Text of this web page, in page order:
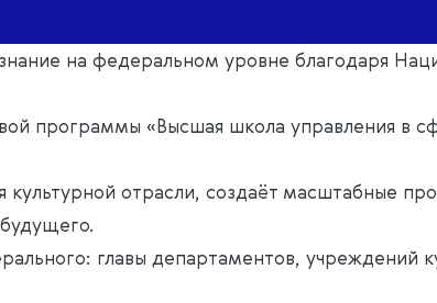
на федеральном уровне благодаря
программы «Высшая школа управления в
отрасли, создаёт масштабные
главы департаментов, учреждений